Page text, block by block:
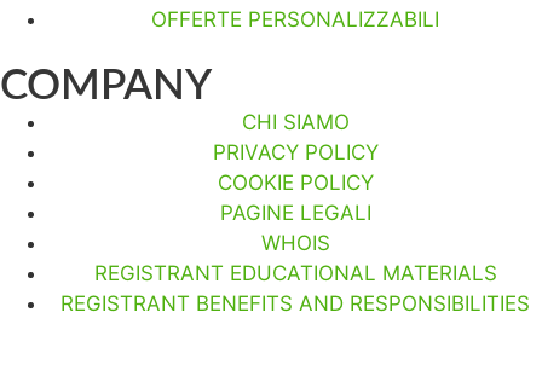
OFFERTE PERSONALIZZABILI
COMPANY
CHI SIAMO
PRIVACY POLICY
COOKIE POLICY
PAGINE LEGALI
WHOIS
REGISTRANT EDUCATIONAL MATERIALS
REGISTRANT BENEFITS AND RESPONSIBILITIES